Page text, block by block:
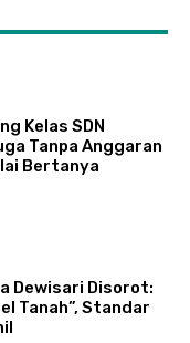
Kelas SDN
Tanpa Anggaran
Bertanya
Dewisari Disorot:
Tanah”, Standar